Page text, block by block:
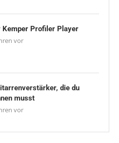
Kemper Profiler Player
vor
die du
musst
vor